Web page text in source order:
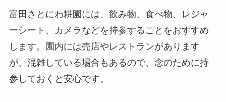
富田さとにわ耕園には、飲み物、食べ物、レジャ
ーシート、カメラなどを持参することをおすすめ
します。園内には売店やレストランがあります
が、混雑している場合もあるので、念のために持
参しておくと安心です。